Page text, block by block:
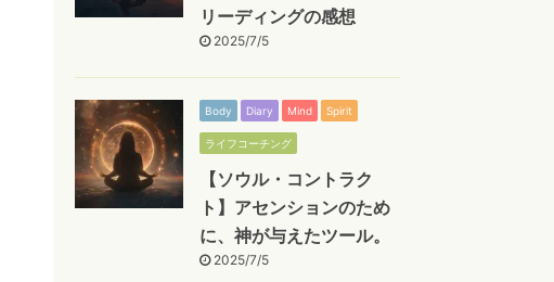
リーディングの感想
2025/7/5
Body Diary Mind Spirit
ライフコーチング
【ソウル・コントラク
ト】アセンションのため
に、神が与えたツール。
2025/7/5